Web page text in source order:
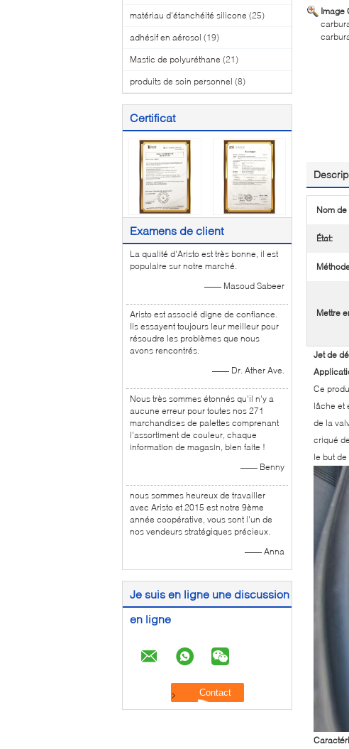
matériau d'étanchéité silicone (25)
adhésif en aérosol (19)
Mastic de polyuréthane (21)
produits de soin personnel (8)
Certificat
Examens de client
La qualité d'Aristo est très bonne, il est
populaire sur notre marché.
—— Masoud Sabeer
Aristo est associé digne de confiance.
Ils essayent toujours leur meilleur pour
résoudre les problèmes que nous
avons rencontrés.
—— Dr. Ather Ave.
Nous très sommes étonnés qu'il n'y a
aucune erreur pour toutes nos 271
marchandises de palettes comprenant
l'assortiment de couleur, chaque
information de magasin, bien faite !
—— Benny
nous sommes heureux de travailler
avec Aristo et 2015 est notre 9ème
année coopérative, vous sont l'un de
nos vendeurs stratégiques précieux.
—— Anna
Je suis en ligne une discussion
en ligne
Image
Nom
État:
Mettre
Jet de
Ce
lâche et
de la
criqué
le but